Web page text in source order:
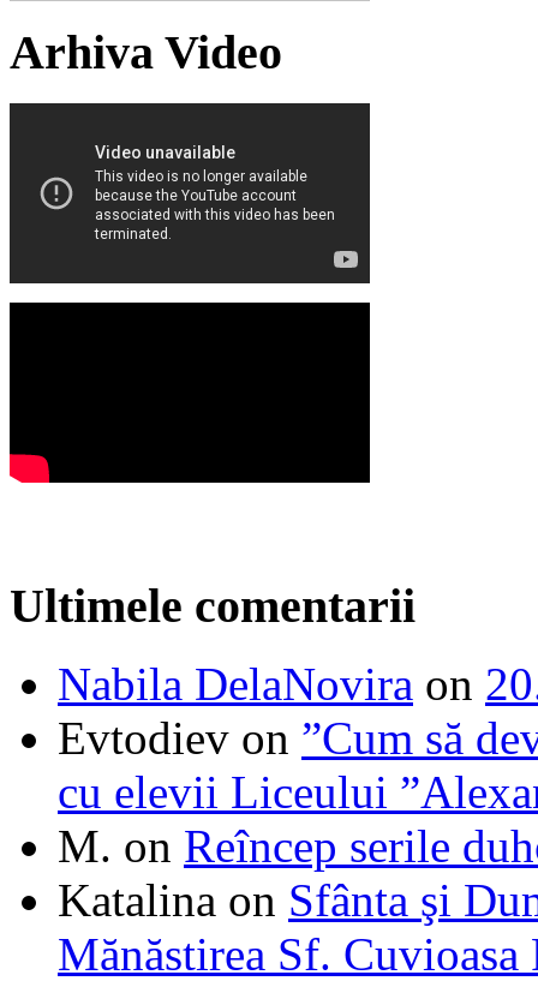
Arhiva Video
Ultimele comentarii
Nabila DelaNovira on
Evtodiev on ”Cum să
cu elevii Liceului
M. on Reîncep serile
Katalina on Sfânta şi
Mănăstirea Sf. Cuvioasa